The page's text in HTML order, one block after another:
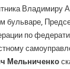
Владимиру
бульваре,
по
Мельниченко